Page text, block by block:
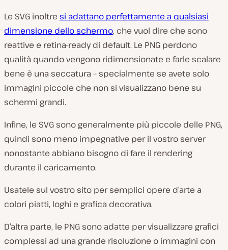
Le SVG inoltre si adattano perfettamente a qualsiasi
dimensione dello schermo, che vuol dire che sono
reattive e retina-ready di default. Le PNG perdono
qualità quando vengono ridimensionate e farle scalare
bene è una seccatura – specialmente se avete solo
immagini piccole che non si visualizzano bene su
schermi grandi.
Infine, le SVG sono generalmente più piccole delle PNG,
quindi sono meno impegnative per il vostro server
nonostante abbiano bisogno di fare il rendering
durante il caricamento.
Usatele sul vostro sito per semplici opere d’arte a
colori piatti, loghi e grafica decorativa.
D’altra parte, le PNG sono adatte per visualizzare grafici
complessi ad una grande risoluzione o immagini con